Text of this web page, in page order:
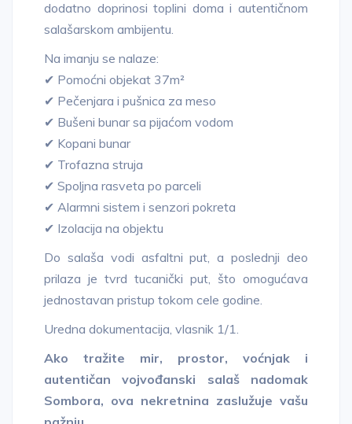
dodatno doprinosi toplini doma i autentičnom
salašarskom ambijentu.
Na imanju se nalaze:
✔ Pomoćni objekat 37m²
✔ Pečenjara i pušnica za meso
✔ Bušeni bunar sa pijaćom vodom
✔ Kopani bunar
✔ Trofazna struja
✔ Spoljna rasveta po parceli
✔ Alarmni sistem i senzori pokreta
✔ Izolacija na objektu
Do salaša vodi asfaltni put, a poslednji deo
prilaza je tvrd tucanički put, što omogućava
jednostavan pristup tokom cele godine.
Uredna dokumentacija, vlasnik 1/1.
Ako tražite mir, prostor, voćnjak i
autentičan vojvođanski salaš nadomak
Sombora, ova nekretnina zaslužuje vašu